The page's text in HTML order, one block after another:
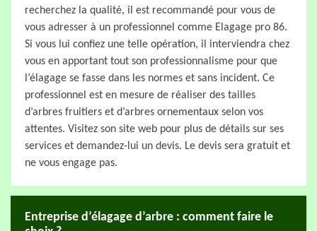
recherchez la qualité, il est recommandé pour vous de
vous adresser à un professionnel comme Elagage pro 86.
Si vous lui confiez une telle opération, il interviendra chez
vous en apportant tout son professionnalisme pour que
l’élagage se fasse dans les normes et sans incident. Ce
professionnel est en mesure de réaliser des tailles
d’arbres fruitiers et d’arbres ornementaux selon vos
attentes. Visitez son site web pour plus de détails sur ses
services et demandez-lui un devis. Le devis sera gratuit et
ne vous engage pas.
Entreprise d’élagage d’arbre : comment faire le